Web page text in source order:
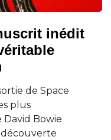
inédit
de Space
plus
Bowie
découverte